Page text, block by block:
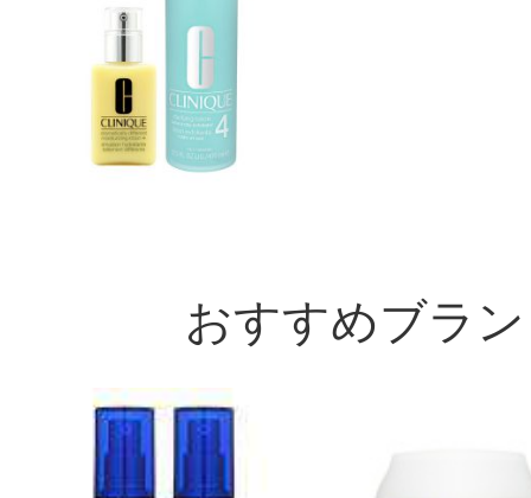
おすすめブラ